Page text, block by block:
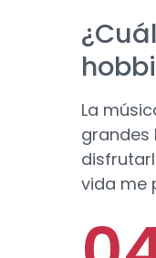
La
grandes
vida me